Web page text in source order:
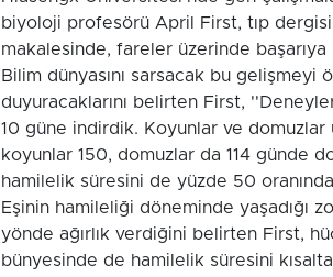
biyoloji profesörü April First, tıp
makalesinde, fareler üzerinde başarıya
Bilim dünyasını sarsacak bu gelişmeyi
duyuracaklarını belirten First,
10 güne indirdik. Koyunlar ve domuzlar
koyunlar 150, domuzlar da 114 günde
hamilelik süresini de yüzde 50
Eşinin hamileliği döneminde yaşadığı
yönde ağırlık verdiğini belirten First,
bünyesinde de hamilelik süresini